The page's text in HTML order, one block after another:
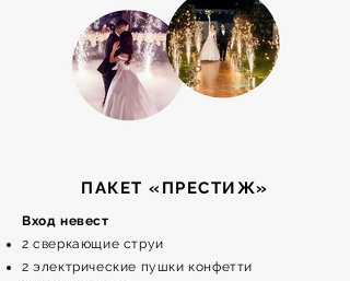
ПАКЕТ «ПРЕСТИЖ»
Вход невест
2 сверкающие струи
2 электрические пушки конфетти